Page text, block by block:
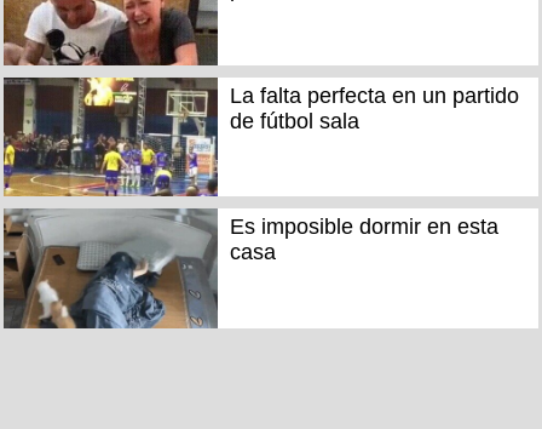
La falta perfecta en un partido
de fútbol sala
Es imposible dormir en esta
casa